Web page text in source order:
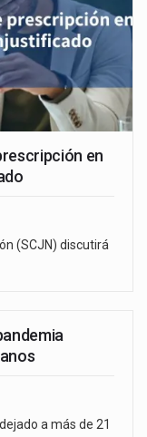
en
(SCJN) discutirá
a más de 21